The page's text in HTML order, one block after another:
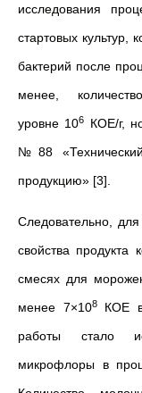
исследования
стартовых культур,
бактерий после
менее,
уровне 106
КОЕ/г,
№88
продукцию» [3].
Следовательно, для
свойства продукта
смесях для
менее 7×108КОЕ
работы стало
микрофлоры в